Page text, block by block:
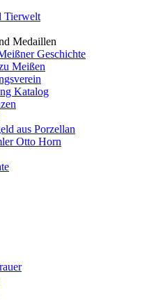
Tierwelt
Medaillen
Geschichte
Meißen
Katalog
aus Porzellan
Otto Horn